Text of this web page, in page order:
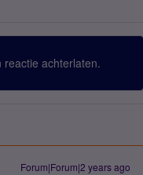
reactie achterlaten.
Forum|Forum|2 years ago